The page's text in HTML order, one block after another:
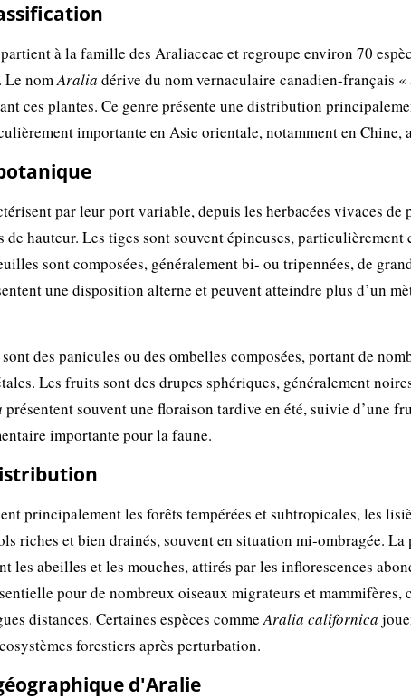
à la famille des Araliaceae et regroupe environ 70
Le nomAralia dérive du nom vernaculaire canadien-français
ces plantes. Ce genre présente une distribution
importante en Asie orientale, notamment en Chine,
par leur port variable, depuis les herbacées vivaces
de hauteur. Les tiges sont souvent épineuses, particulièrement
sont composées, généralement bi- ou tripennées, de
une disposition alterne et peuvent atteindre plus d’un
des panicules ou des ombelles composées, portant de
Les fruits sont des drupes sphériques, généralement
présentent souvent une floraison tardive en été, suivie d’une
importante pour la faune.
principalement les forêts tempérées et subtropicales, les
riches et bien drainés, souvent en situation mi-ombragée.
les abeilles et les mouches, attirés par les inflorescences
pour de nombreux oiseaux migrateurs et
distances. Certaines espèces commeAralia californica
forestiers après perturbation.
d'Aralie